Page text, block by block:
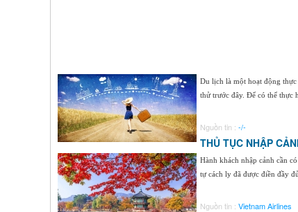
Du lịch là một hoạt động
thử trước đây. Để có thể thực
Nguồn tin : -/-
THỦ TỤC NHẬP
Hành khách nhập cảnh cần
tự cách ly đã được điền đầy
Nguồn tin : Vietnam Airlines